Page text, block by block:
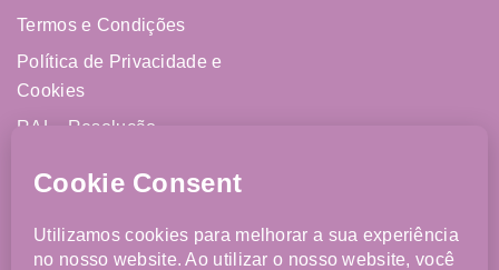
Termos e Condições
Política de Privacidade e
Cookies
RAL - Resolução
Livro de Reclamações